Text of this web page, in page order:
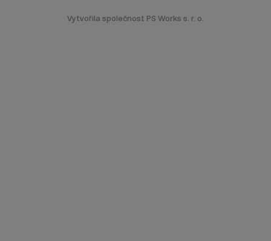
Vytvořila společnost PS Works s. r. o.